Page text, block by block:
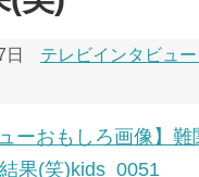
テレビインタビュ